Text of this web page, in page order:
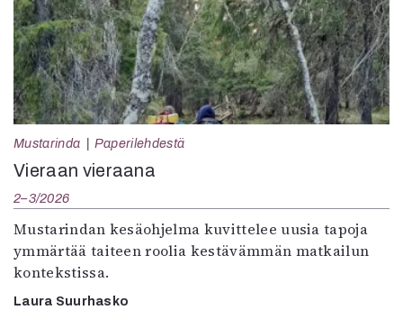
Mustarinda Paperilehdestä
Vieraan vieraana
2–3/2026
Mustarindan kesäohjelma kuvittelee uusia tapoja
ymmärtää taiteen roolia kestävämmän matkailun
kontekstissa.
Laura Suurhasko